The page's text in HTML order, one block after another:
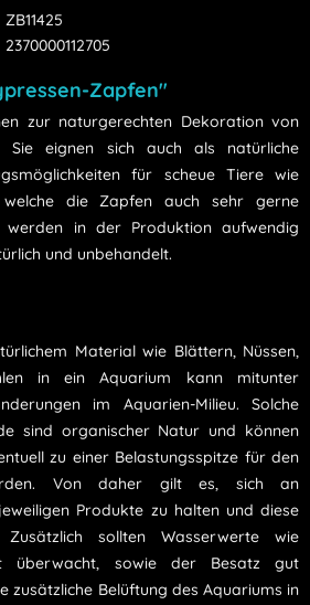
ZB11425
2370000112705
Zapfen"
zur naturgerechten Dekoration von
Sie eignen sich auch als natürliche
für scheue Tiere wie
die Zapfen auch sehr gerne
werden in der Produktion aufwendig
und unbehandelt.
Material wie Blättern, Nüssen,
in ein Aquarium kann mitunter
im Aquarien-Milieu. Solche
sind organischer Natur und können
zu einer Belastungsspitze für den
Von daher gilt es, sich an
Produkte zu halten und diese
Zusätzlich sollten Wasserwerte wie
überwacht, sowie der Besatz gut
zusätzliche Belüftung des Aquariums in